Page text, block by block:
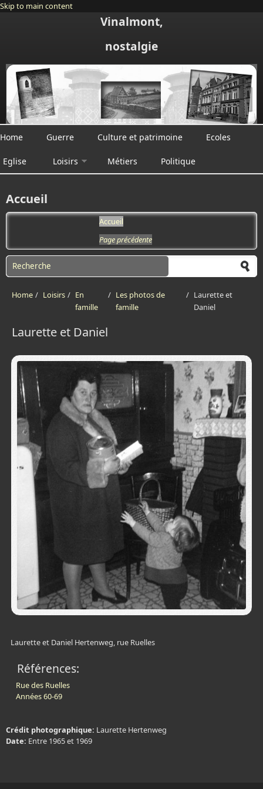
Skip to main content
Vinalmont,
nostalgie
Home Guerre Culture et patrimoine Ecoles
Eglise Loisirs Métiers Politique
Accueil
Accueil
Page précédente
Search form
Home / Loisirs / En
famille
/ Les photos de
famille
/ Laurette et
Daniel
Laurette et Daniel
Laurette et Daniel Hertenweg, rue Ruelles
Références:
Rue des Ruelles
Années 60-69
Crédit photographique: Laurette Hertenweg
Date: Entre 1965 et 1969